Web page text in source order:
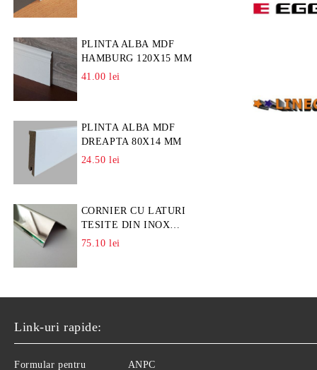
PLINTA ALBA MDF
HAMBURG 120X15 MM
41.00 lei
PLINTA ALBA MDF
DREAPTA 80X14 MM
24.50 lei
CORNIER CU LATURI
TESITE DIN INOX
L=A=25MM
75.10 lei
Link-uri rapide:
Formular pentru ANPC